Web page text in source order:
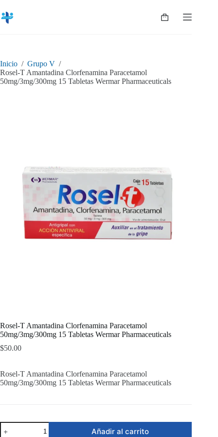
al
contenido
Shopping
Inicio / Grupo V /
Rosel-T Amantadina Clorfenamina Paracetamol
50mg/3mg/300mg 15 Tabletas Wermar Pharmaceuticals
Rosel-T Amantadina Clorfenamina Paracetamol
50mg/3mg/300mg 15 Tabletas Wermar Pharmaceuticals
$50.00
Rosel-T Amantadina Clorfenamina Paracetamol
50mg/3mg/300mg 15 Tabletas Wermar Pharmaceuticals
Rosel-
Añadir al carrito